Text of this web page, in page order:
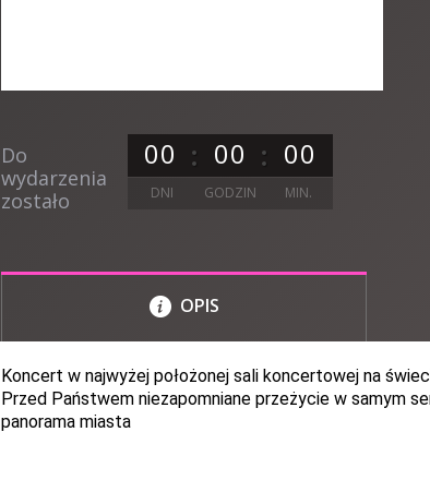
Do
wydarzenia
zostało
00 00 00
DNI GODZIN MIN.
OPIS
Koncert w najwyżej położonej sali koncertowej na
Przed Państwem niezapomniane przeżycie w samym
panorama miasta